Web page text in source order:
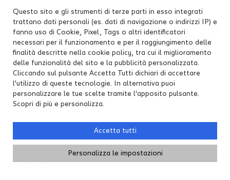
Orari Apertura
Lun-Ven: 9:00-12:30 / 14:30-18:30
Questo sito e gli strumenti di terze parti in esso integrati
trattano dati personali (es. dati di navigazione o indirizzi IP) e
fanno uso di Cookie, Pixel, Tags o altri identificatori
necessari per il funzionamento e per il raggiungimento delle
finalità descritte nella cookie policy, tra cui il miglioramento
delle funzionalità del sito e la pubblicità personalizzata.
Cliccando sul pulsante Accetta Tutti dichiari di accettare
l'utilizzo di queste tecnologie. In alternativa puoi
personalizzare le tue scelte tramite l'apposito pulsante.
Scopri di più e personalizza.
Accetta tutti
Personalizza le impostazioni